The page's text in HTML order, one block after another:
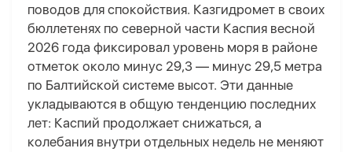
поводов для спокойствия. Казгидромет в своих
бюллетенях по северной части Каспия весной
2026 года фиксировал уровень моря в районе
отметок около минус 29,3 — минус 29,5 метра
по Балтийской системе высот. Эти данные
укладываются в общую тенденцию последних
лет: Каспий продолжает снижаться, а
колебания внутри отдельных недель не меняют